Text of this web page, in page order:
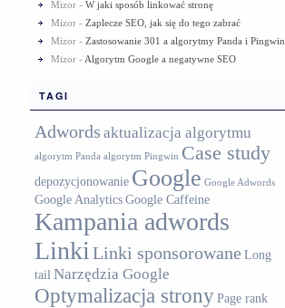
Mizor- W jaki sposób linkować stronę
Mizor- Zaplecze SEO, jak się do tego zabrać
Mizor- Zastosowanie 301 a algorytmy Panda i Pingwin
Mizor- Algorytm Google a negatywne SEO
TAGI
Adwords aktualizacja algorytmu
algorytm Panda algorytm Pingwin Case study
depozycjonowanie Google Google Adwords
Google AnalyticsGoogle Caffeine
Kampania adwords
Linki Linki sponsorowane Long
tail Narzędzia Google
Optymalizacja stronyPage rank